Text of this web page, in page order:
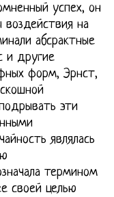
успех, он
воздействия на
абсрактные
и другие
форм, Эрнст,
эти
являлась
термином
своей целью